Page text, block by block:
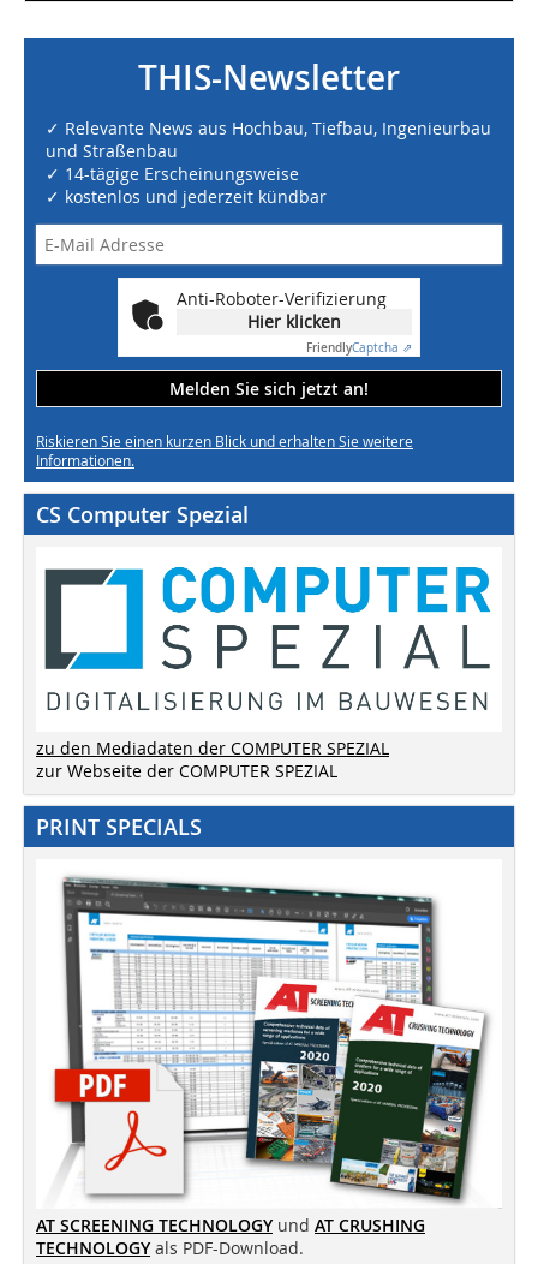
THIS-Newsletter
✓ Relevante News aus Hochbau, Tiefbau, Ingenieurbau
und Straßenbau
✓ 14-tägige Erscheinungsweise
✓ kostenlos und jederzeit kündbar
Anti-Roboter-Verifizierung
Hier klicken
FriendlyCaptcha ⇗
Melden Sie sich jetzt an!
Riskieren Sie einen kurzen Blick und erhalten Sie weitere
Informationen.
CS Computer Spezial
zu den Mediadaten der COMPUTER SPEZIAL
zur Webseite der COMPUTER SPEZIAL
PRINT SPECIALS
AT SCREENING TECHNOLOGY und AT CRUSHING
TECHNOLOGY als PDF-Download.